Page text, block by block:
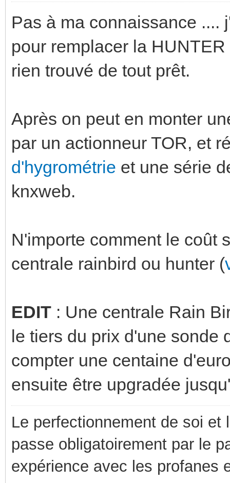
Pas à ma connaissance ....
pour remplacer la
rien trouvé de tout prêt.
Après on peut en monter
par un actionneur TOR, et
d'hygrométrie et une série
knxweb.
N'importe comment le coût
centrale rainbird ou hunter (
EDIT : Une centrale Rain
le tiers du prix d'une sonde
compter une centaine
ensuite être upgradée
Le perfectionnement de soi
passe obligatoirement par le
expérience avec les profanes